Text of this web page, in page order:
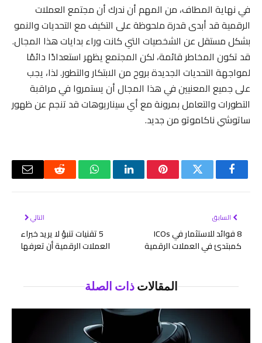
في نهاية المطاف، من المهم أن ندرك أن مجتمع العملات
الرقمية قد أبدى قدرة ملحوظة على التكيف مع التحديات والنمو
بشكل مستقل عن الشخصيات التي كانت وراء بدايات هذا المجال.
قد تكون المخاطر قائمة، لكن المجتمع يظهر استعدادًا دائمًا
لمواجهة التحديات الجديدة بروح من الابتكار والتطور. لذا، يجب
على جميع المعنيين في هذا المجال أن يستمروا في مراقبة
التطورات والتعامل بمرونة مع أي سيناريوهات قد تنجم عن ظهور
ساتوشي ناكاموتو من جديد.
فيسبوكتويتر بينتيريستلينكدإن واتسابرديت
البريد
السابق
8 فوائد للاستثمار في ICOs
كمبتدئ في العملات الرقمية
التالي
5 تقنيات تنبؤ لا يريد خبراء
العملات الرقمية أن تعرفها
المقالاتذات الصلة